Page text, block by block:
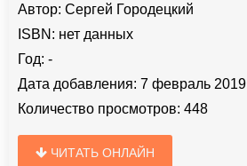
Автор: Сергей Городецкий
ISBN: нет данных
Год: -
Дата добавления: 7 февраль 2019
Количество просмотров: 448
ЧИТАТЬ ОНЛАЙН